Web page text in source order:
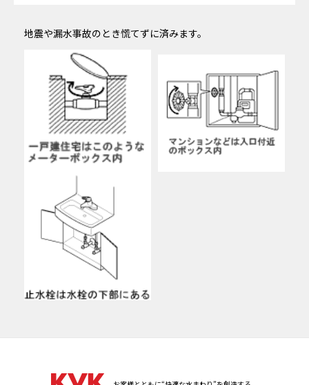
地震や漏水事故のとき慌てずに済みます。